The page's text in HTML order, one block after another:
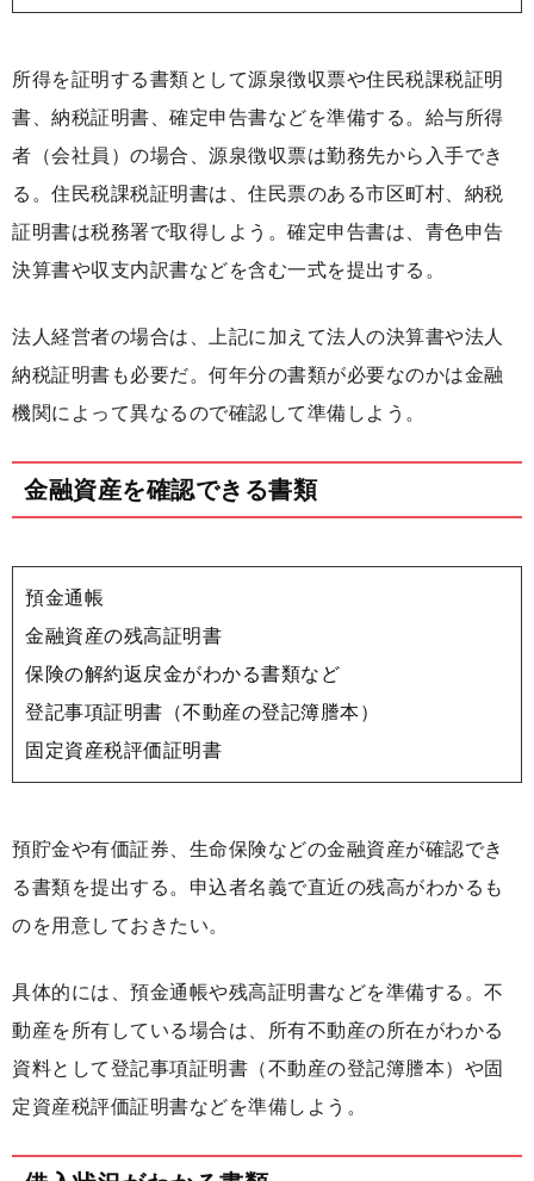
所得を証明する書類として源泉徴収票や住民税課税証明
書、納税証明書、確定申告書などを準備する。給与所得
者（会社員）の場合、源泉徴収票は勤務先から入手でき
る。住民税課税証明書は、住民票のある市区町村、納税
証明書は税務署で取得しよう。確定申告書は、青色申告
決算書や収支内訳書などを含む一式を提出する。
法人経営者の場合は、上記に加えて法人の決算書や法人
納税証明書も必要だ。何年分の書類が必要なのかは金融
機関によって異なるので確認して準備しよう。
金融資産を確認できる書類
預金通帳
金融資産の残高証明書
保険の解約返戻金がわかる書類など
登記事項証明書（不動産の登記簿謄本）
固定資産税評価証明書
預貯金や有価証券、生命保険などの金融資産が確認でき
る書類を提出する。申込者名義で直近の残高がわかるも
のを用意しておきたい。
具体的には、預金通帳や残高証明書などを準備する。不
動産を所有している場合は、所有不動産の所在がわかる
資料として登記事項証明書（不動産の登記簿謄本）や固
定資産税評価証明書などを準備しよう。